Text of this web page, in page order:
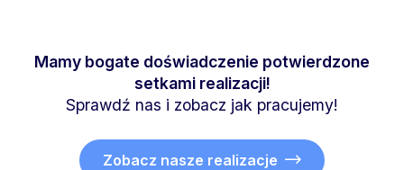
Mamy bogate doświadczenie potwierdzone
setkami realizacji!
Sprawdź nas i zobacz jak pracujemy!
Zobacz nasze realizacje